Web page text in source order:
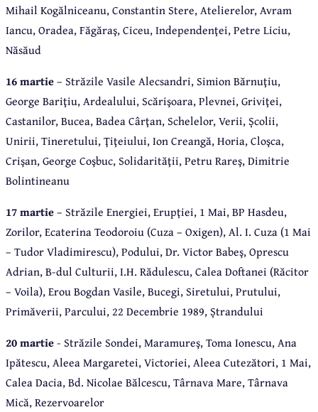
Mihail Kogălniceanu, Constantin Stere, Atelierelor, Avram
Iancu, Oradea, Făgăraş, Ciceu, Independenţei, Petre Liciu,
Năsăud
16 martie– Străzile Vasile Alecsandri, Simion Bărnuţiu,
George Bariţiu, Ardealului, Scărişoara, Plevnei, Griviţei,
Castanilor, Bucea, Badea Cârţan, Schelelor, Verii, Școlii,
Unirii, Tineretului, Ţiţeiului, Ion Creangă, Horia, Cloşca,
Crişan, George Coşbuc, Solidarităţii, Petru Rareş, Dimitrie
Bolintineanu
17 martie– Străzile Energiei, Erupţiei, 1 Mai, BP Hasdeu,
Zorilor, Ecaterina Teodoroiu (Cuza – Oxigen), Al. I. Cuza (1 Mai
– Tudor Vladimirescu), Podului, Dr. Victor Babeş, Oprescu
Adrian, B-dul Culturii, I.H. Rădulescu, Calea Doftanei (Răcitor
– Voila), Erou Bogdan Vasile, Bucegi, Siretului, Prutului,
Primăverii, Parcului, 22 Decembrie 1989, Ștrandului
20 martie- Străzile Sondei, Maramureş, Toma Ionescu, Ana
Ipătescu, Aleea Margaretei, Victoriei, Aleea Cutezători, 1 Mai,
Calea Dacia, Bd. Nicolae Bălcescu, Târnava Mare, Târnava
Mică, Rezervoarelor